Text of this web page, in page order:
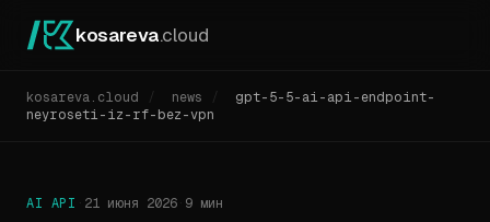
kosareva.cloud
kosareva.cloud / news /
gpt-5-5-ai-api-endpoint-
neyroseti-iz-rf-bez-vpn
AI API 21 июня 2026· 9 мин